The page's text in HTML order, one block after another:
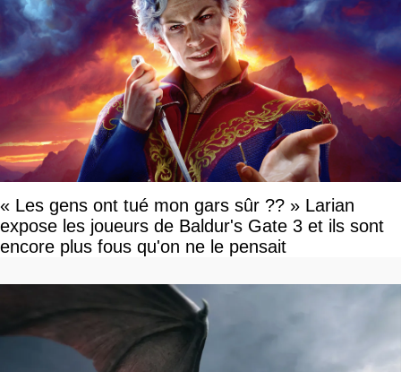
« Les gens ont tué mon gars sûr ?? » Larian
expose les joueurs de Baldur's Gate 3 et ils sont
encore plus fous qu'on ne le pensait